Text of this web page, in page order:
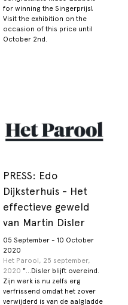
for winning the Singerprijs!
Visit the exhibition on the
occasion of this price until
October 2nd.
PRESS: Edo
Dijksterhuis - Het
effectieve geweld
van Martin Disler
05 September - 10 October
2020
Het Parool, 25 september,
2020 "...Disler blijft overeind.
Zijn werk is nu zelfs erg
verfrissend omdat het zover
verwijderd is van de aalgladde